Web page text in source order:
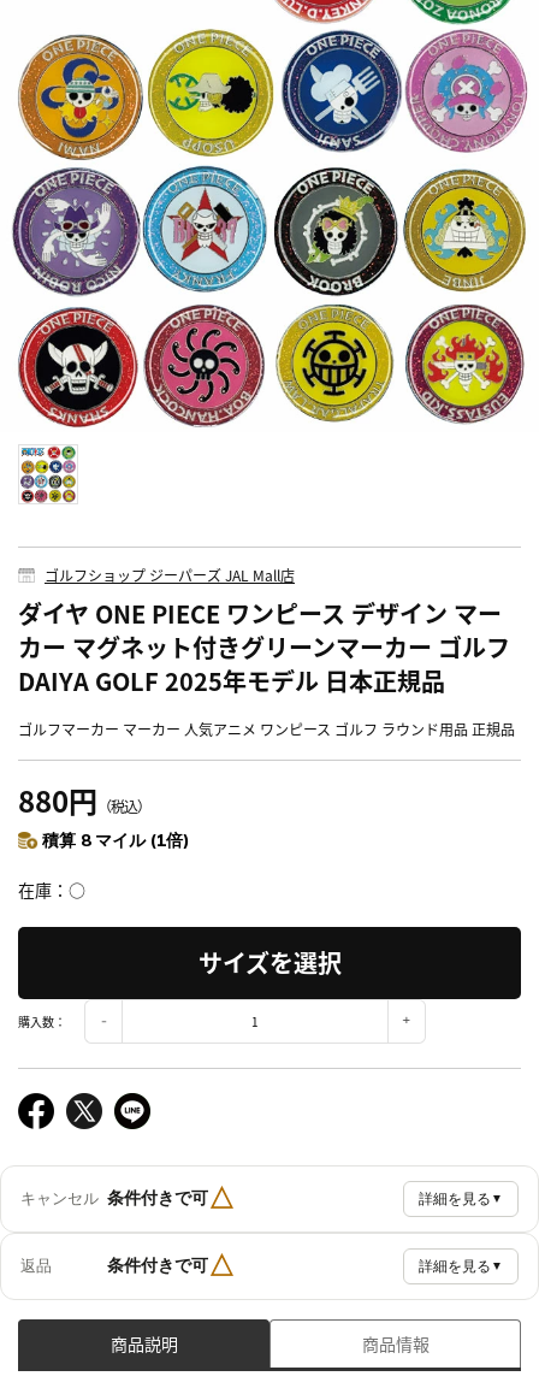
ゴルフショップ ジーパーズ JAL Mall店
ダイヤ ONE PIECE ワンピース デザイン マー
カー マグネット付きグリーンマーカー ゴルフ
DAIYA GOLF 2025年モデル 日本正規品
ゴルフマーカー マーカー 人気アニメ ワンピース ゴルフ ラウンド用品 正規品
880円 （税込）
積算 8 マイル (1倍)
在庫 ○
サイズを選択
購入数：
キャンセル 条件付きで可△ 詳細を見る ▼
返品 条件付きで可△ 詳細を見る ▼
商品説明 商品情報